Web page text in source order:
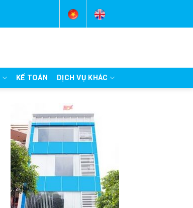
KẾ TOÁN DỊCH VỤ KHÁC